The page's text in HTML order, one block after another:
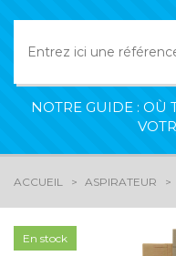
NOTRE GUIDE : OÙ
ACCUEIL ASPIRATEUR
En stock